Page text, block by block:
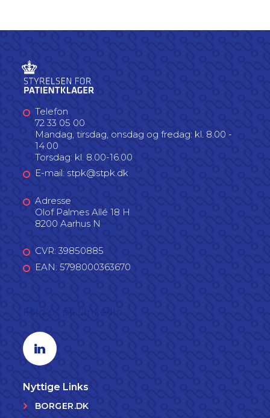
Telefon
72 33 05 00
Mandag, tirsdag, onsdag og fredag: kl. 8.00 -
14.00
Torsdag: kl. 8.00-16.00
E-mail: stpk@stpk.dk
Adresse
Olof Palmes Allé 18 H
8200 Aarhus N
CVR: 39850885
EAN: 5798000363670
Linkedin profil
Nyttige Links
BORGER.DK